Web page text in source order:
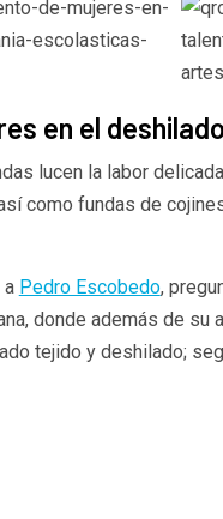
en el
lucen la labor
como fundas de
a Pedro Escobedo,
donde además de su
tejido y deshilado;